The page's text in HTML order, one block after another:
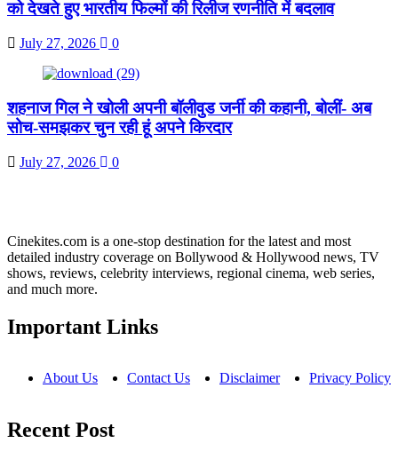
को देखते हुए भारतीय फिल्मों की रिलीज रणनीति में बदलाव
July 27, 2026 0
शहनाज गिल ने खोली अपनी बॉलीवुड जर्नी की कहानी, बोलीं- अब
सोच-समझकर चुन रही हूं अपने किरदार
July 27, 2026 0
Cinekites.com is a one-stop destination for the latest and most
detailed industry coverage on Bollywood & Hollywood news, TV
shows, reviews, celebrity interviews, regional cinema, web series,
and much more.
Important Links
About Us Contact Us Disclaimer Privacy Policy
Recent Post